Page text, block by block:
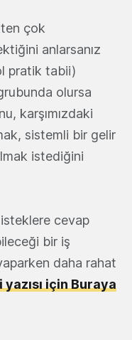
çok
anlarsanız
pratik tabii)
olursa
karşımızdaki
sistemli bir gelir
istediğini
cevap
bir iş
daha rahat
için Buraya